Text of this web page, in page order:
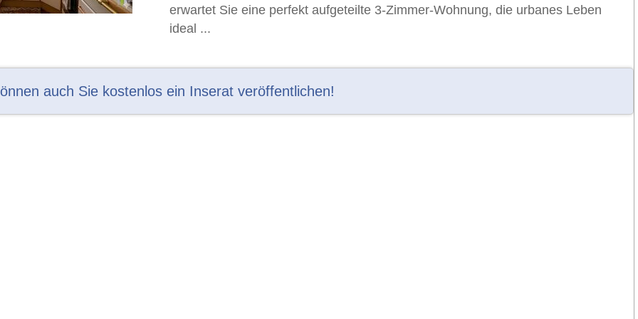
erwartet Sie eine perfekt aufgeteilte 3-Zimmer-Wohnung, die urbanes Leben
ideal ...
auch Sie kostenlos ein Inserat veröffentlichen!